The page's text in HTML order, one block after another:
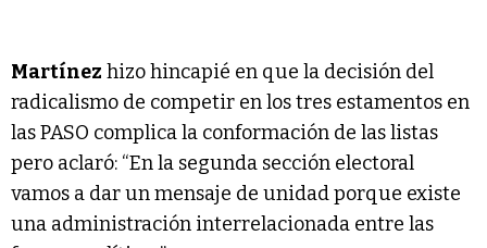
Martínez hizo hincapié en que la decisión del
radicalismo de competir en los tres estamentos en
las PASO complica la conformación de las listas
pero aclaró: “En la segunda sección electoral
vamos a dar un mensaje de unidad porque existe
una administración interrelacionada entre las